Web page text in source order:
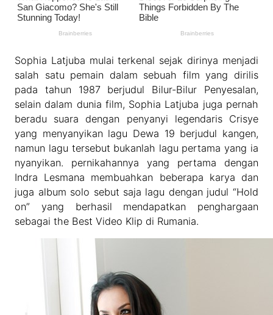
Sophia Latjuba mulai terkenal sejak dirinya menjadi
salah satu pemain dalam sebuah film yang dirilis
pada tahun 1987 berjudul Bilur-Bilur Penyesalan,
selain dalam dunia film, Sophia Latjuba juga pernah
beradu suara dengan penyanyi legendaris Crisye
yang menyanyikan lagu Dewa 19 berjudul kangen,
namun lagu tersebut bukanlah lagu pertama yang ia
nyanyikan. pernikahannya yang pertama dengan
Indra Lesmana membuahkan beberapa karya dan
juga album solo sebut saja lagu dengan judul “Hold
on” yang berhasil mendapatkan penghargaan
sebagai the Best Video Klip di Rumania.